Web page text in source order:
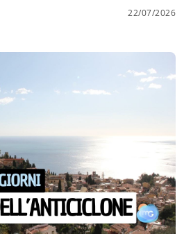
22/07/2026